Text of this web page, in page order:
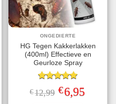
ONGEDIERTE
HG Tegen Kakkerlakken
(400ml) Effectieve en
Geurloze Spray
Gewaardeerd
5.00uit 5
€12,99 Oorspronkelijke
prijs
€6,95prijs